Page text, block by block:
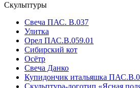
Скульптуры
Свеча ПАС. В.037
Улитка
Орел ПАС.В.059.01
Сибирский кот
Осётр
Свеча Данко
Купидончик итальяшка
Скульптура-логотип «Ясная